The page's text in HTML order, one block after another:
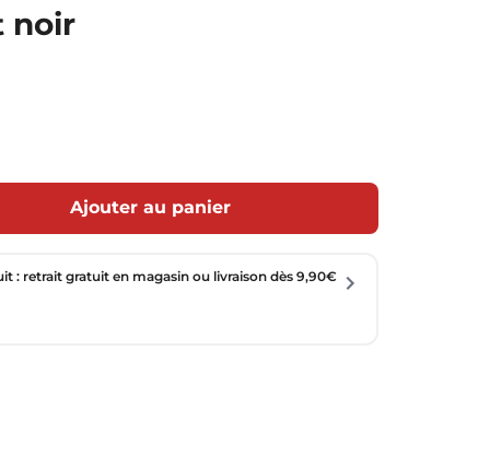
noir
Ajouter au panier
: retrait gratuit en magasin ou livraison dès 9,90€